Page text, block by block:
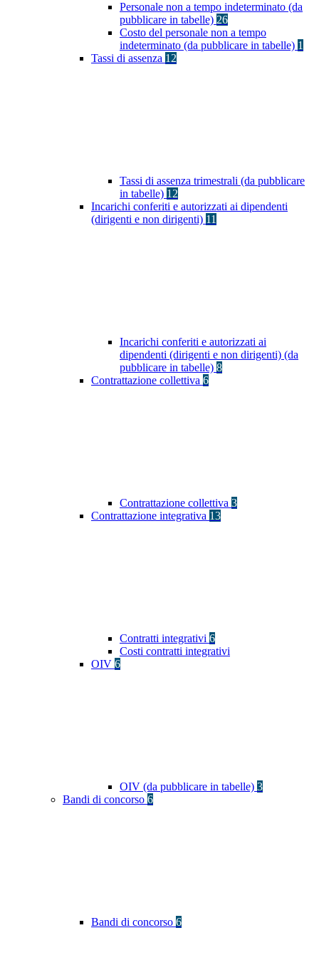
Personale non a tempo indeterminato (da
pubblicare in tabelle) 26
Costo del personale non a tempo
indeterminato (da pubblicare in tabelle) 1
Tassi di assenza 12
Tassi di assenza trimestrali (da pubblicare
in tabelle) 12
Incarichi conferiti e autorizzati ai dipendenti
(dirigenti e non dirigenti) 11
Incarichi conferiti e autorizzati ai
dipendenti (dirigenti e non dirigenti) (da
pubblicare in tabelle) 8
Contrattazione collettiva 6
Contrattazione collettiva 3
Contrattazione integrativa 13
Contratti integrativi 6
Costi contratti integrativi
OIV 6
OIV (da pubblicare in tabelle) 3
Bandi di concorso 6
Bandi di concorso 6